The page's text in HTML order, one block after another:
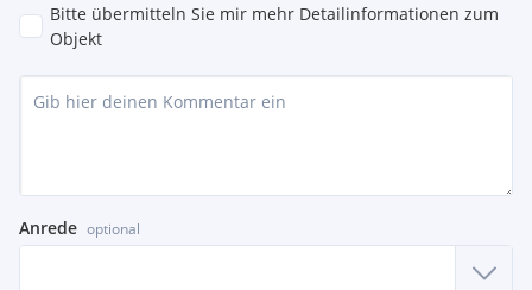
Bitte übermitteln Sie mir mehr Detailinformationen zum
Objekt
Anrede optional